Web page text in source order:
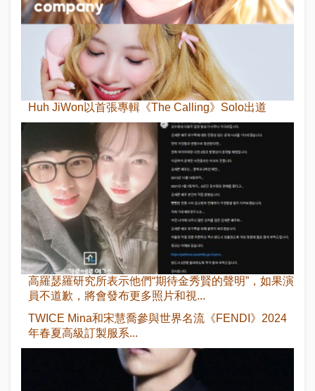
Huh JiWon以首張專輯《The Calling》Solo出道
高羅瑟羅研究所表示他們“期待金秀賢的聲明”，如果演
員不道歉，將會發布更多照片和視...
TWICE Mina和宋慧喬參與世界名流《FENDI》2024
年春夏高級訂製服系...